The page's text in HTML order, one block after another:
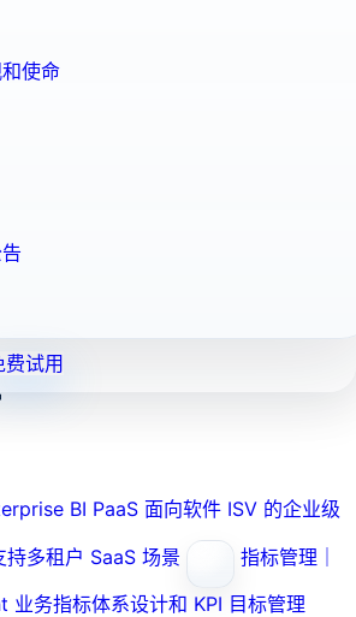
使命
费试用
BI PaaS 面向软件 ISV 的企业级
多租户 SaaS 场景
指标管理｜
业务指标体系设计和 KPI 目标管理